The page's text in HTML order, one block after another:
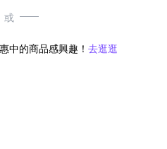
或
中的商品感興趣！ 去逛逛